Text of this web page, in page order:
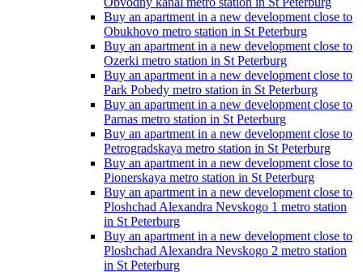
Buy an apartment in a new development close to
Obukhovo metro station in St Peterburg
Buy an apartment in a new development close to
Ozerki metro station in St Peterburg
Buy an apartment in a new development close to
Park Pobedy metro station in St Peterburg
Buy an apartment in a new development close to
Parnas metro station in St Peterburg
Buy an apartment in a new development close to
Petrogradskaya metro station in St Peterburg
Buy an apartment in a new development close to
Pionerskaya metro station in St Peterburg
Buy an apartment in a new development close to
Ploshchad Alexandra Nevskogo 1 metro station
in St Peterburg
Buy an apartment in a new development close to
Ploshchad Alexandra Nevskogo 2 metro station
in St Peterburg